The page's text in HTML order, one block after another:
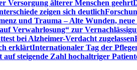
Versorgung älterer Menschen geehrt
zeigen sich deutlich
und Trauma – Alte Wunden,
Verwahrlosung“ zur
bei Alzheimer-Verdacht zugelassen
erklärtInternationaler Tag der
steigende Zahl hochaltriger